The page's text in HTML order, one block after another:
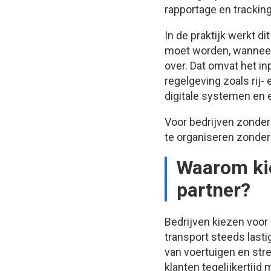
rapportage en
In de praktijk werkt
moet worden,
over. Dat omvat het
regelgeving zoals rij-
digitale systemen en
Voor bedrijven
te organiseren
Waarom
partner?
Bedrijven kiezen
transport steeds
van voertuigen en
klanten tegelijkertijd